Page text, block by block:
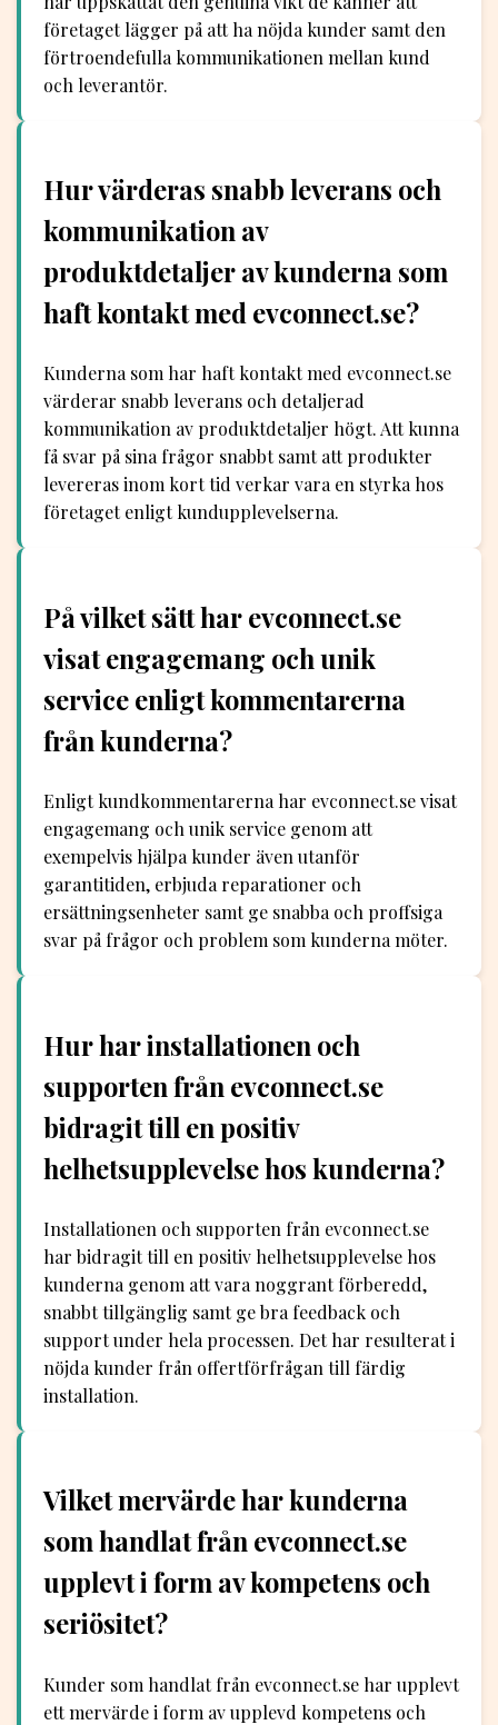
företaget lägger på att ha nöjda kunder samt den
förtroendefulla kommunikationen mellan kund
och leverantör.
Hur värderas snabb leverans och
kommunikation av
produktdetaljer av kunderna som
haft kontakt med evconnect.se?
Kunderna som har haft kontakt med evconnect.se
värderar snabb leverans och detaljerad
kommunikation av produktdetaljer högt. Att kunna
få svar på sina frågor snabbt samt att produkter
levereras inom kort tid verkar vara en styrka hos
företaget enligt kundupplevelserna.
På vilket sätt har evconnect.se
visat engagemang och unik
service enligt kommentarerna
från kunderna?
Enligt kundkommentarerna har evconnect.se visat
engagemang och unik service genom att
exempelvis hjälpa kunder även utanför
garantitiden, erbjuda reparationer och
ersättningsenheter samt ge snabba och proffsiga
svar på frågor och problem som kunderna möter.
Hur har installationen och
supporten från evconnect.se
bidragit till en positiv
helhetsupplevelse hos kunderna?
Installationen och supporten från evconnect.se
har bidragit till en positiv helhetsupplevelse hos
kunderna genom att vara noggrant förberedd,
snabbt tillgänglig samt ge bra feedback och
support under hela processen. Det har resulterat i
nöjda kunder från offertförfrågan till färdig
installation.
Vilket mervärde har kunderna
som handlat från evconnect.se
upplevt i form av kompetens och
seriösitet?
Kunder som handlat från evconnect.se har upplevt
ett mervärde i form av upplevd kompetens och